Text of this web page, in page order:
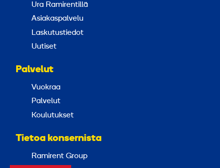
Ura Ramirentillä
Asiakaspalvelu
Laskutustiedot
Uutiset
Palvelut
Vuokraa
Palvelut
Koulutukset
Tietoa konsernista
Ramirent Group